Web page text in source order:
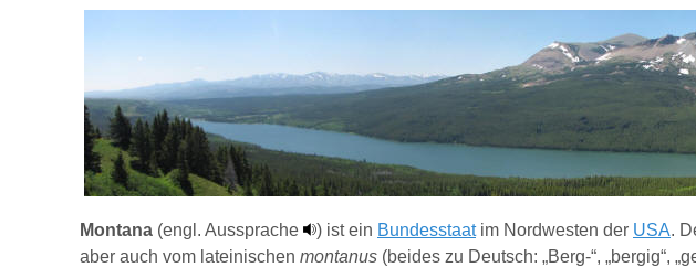
Montana (engl. Aussprache ) ist ein Bundesstaatim Nordwesten der USA.
aber auch vom lateinischen montanus (beides zu Deutsch: „Berg-“, „bergig“,